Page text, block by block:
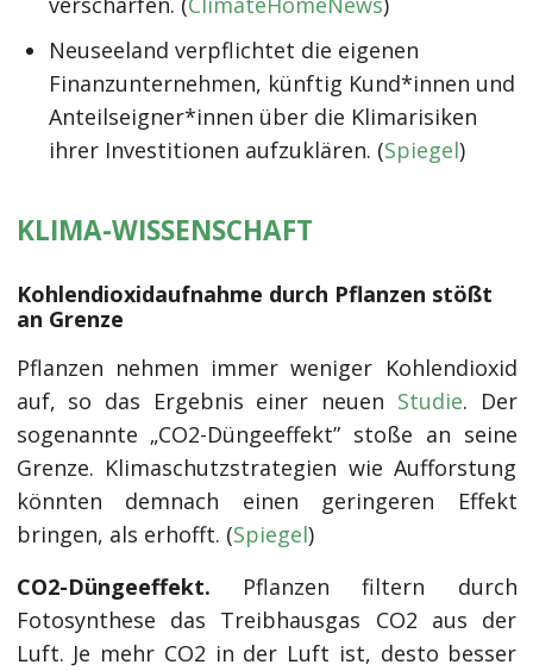
Neuseeland verpflichtet die eigenen
Finanzunternehmen, künftig Kund*innen und
Anteilseigner*innen über die Klimarisiken
ihrer Investitionen aufzuklären. (Spiegel)
KLIMA-WISSENSCHAFT
Kohlendioxidaufnahme durch Pflanzen stößt
an Grenze
Pflanzen nehmen immer weniger Kohlendioxid
auf, so das Ergebnis einer neuen Studie. Der
sogenannte „CO2-Düngeeffekt” stoße an seine
Grenze. Klimaschutzstrategien wie Aufforstung
könnten demnach einen geringeren Effekt
bringen, als erhofft. (Spiegel)
CO2-Düngeeffekt. Pflanzen filtern durch
Fotosynthese das Treibhausgas CO2 aus der
Luft. Je mehr CO2 in der Luft ist, desto besser